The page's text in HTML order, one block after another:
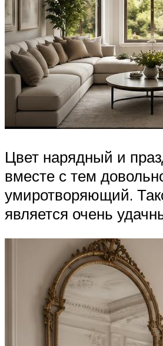
Цвет нарядный и
вместе с тем
умиротворяющий.
является очень